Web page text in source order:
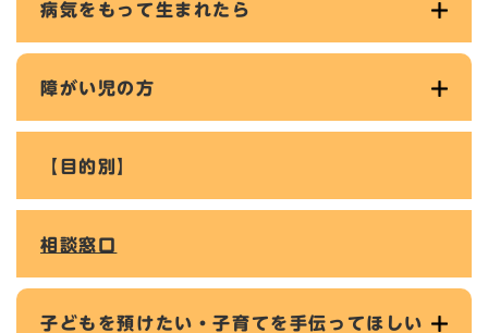
病気をもって生まれたら
障がい児の方
【目的別】
相談窓口
子どもを預けたい・子育てを手伝ってほしい